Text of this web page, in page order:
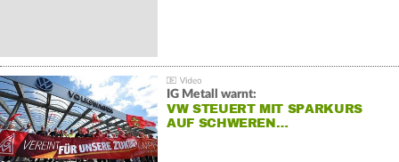
IG Metall warnt:
VW STEUERT MIT SPARKURS
AUF SCHWEREN…